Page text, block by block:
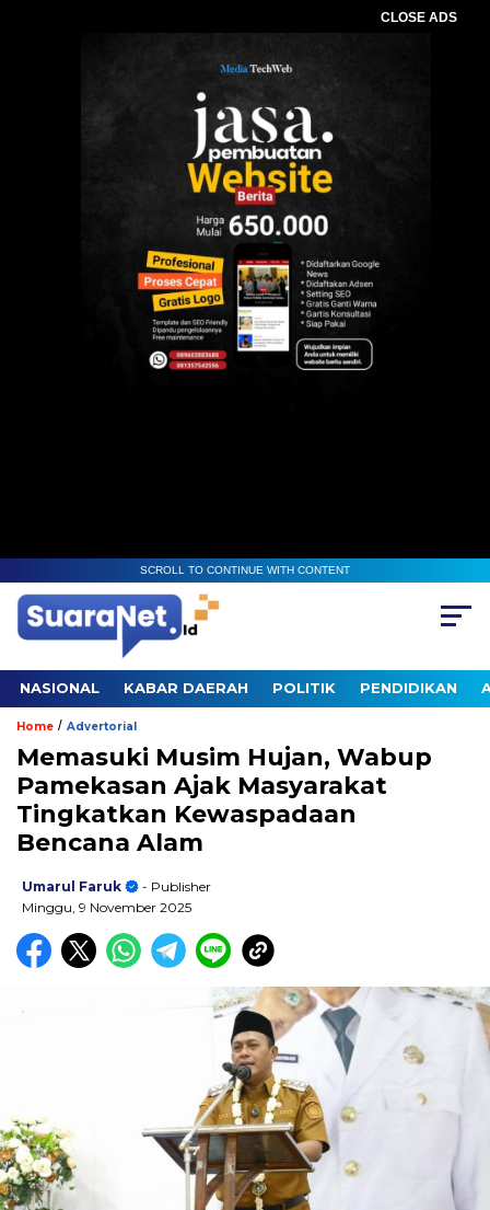
CLOSE ADS
SCROLL TO CONTINUE WITH CONTENT
NASIONAL KABAR DAERAH POLITIK PENDIDIKAN
Home / Advertorial
‎Memasuki Musim Hujan, Wabup
Pamekasan Ajak Masyarakat
Tingkatkan Kewaspadaan
Bencana Alam
Umarul Faruk
- Publisher
Minggu, 9 November 2025